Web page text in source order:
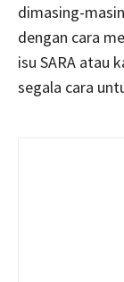
dimasing-
dengan cara
isu SARA atau
segala cara